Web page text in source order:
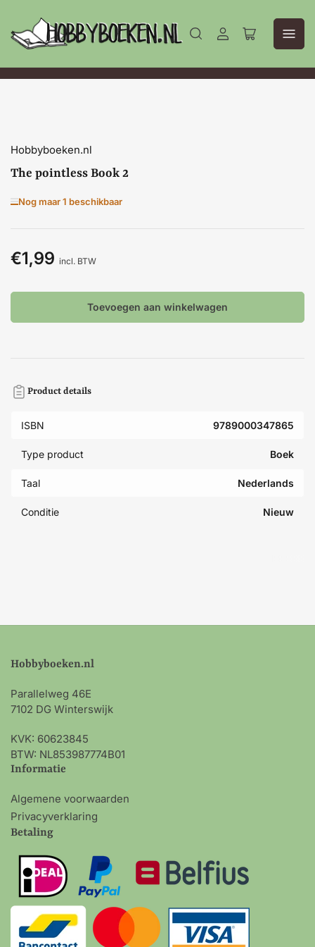
Aanmelden
Mini-
winkelwagen
openen
Hobbyboeken.nl
The pointless Book 2
Nog maar 1 beschikbaar
Normale
prijs
€1,99 incl. BTW
Toevoegen aan winkelwagen
Product details
ISBN 9789000347865
Type product Boek
Taal Nederlands
Conditie Nieuw
Hobbyboeken.nl
Parallelweg 46E
7102 DG Winterswijk
KVK: 60623845
BTW: NL853987774B01
Informatie
Algemene voorwaarden
Privacyverklaring
Betaling